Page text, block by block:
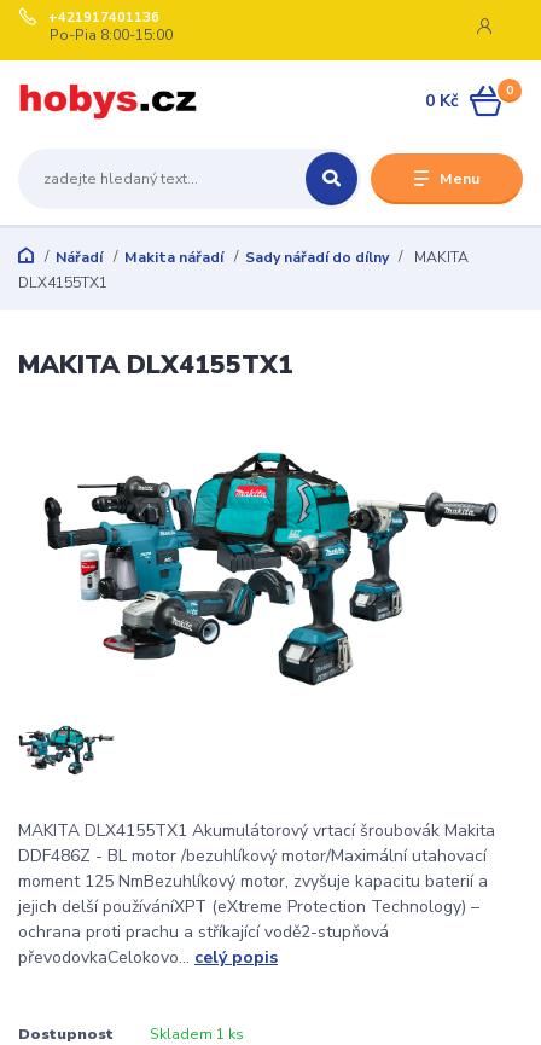
Menu
+421917401136
Po-Pia 8:00-15:00
0
0 Kč
Nářadí Makita nářadí Sady nářadí do dílny
MAKITA
DLX4155TX1
MAKITA DLX4155TX1
MAKITA DLX4155TX1 Akumulátorový vrtací šroubovák Makita
DDF486Z - BL motor /bezuhlíkový motor/Maximální utahovací
moment 125 NmBezuhlíkový motor, zvyšuje kapacitu baterií a
jejich delší používáníXPT (eXtreme Protection Technology) –
ochrana proti prachu a stříkající vodě2-stupňová
převodovkaCelokovo... celý popis
Dostupnost Skladem 1 ks